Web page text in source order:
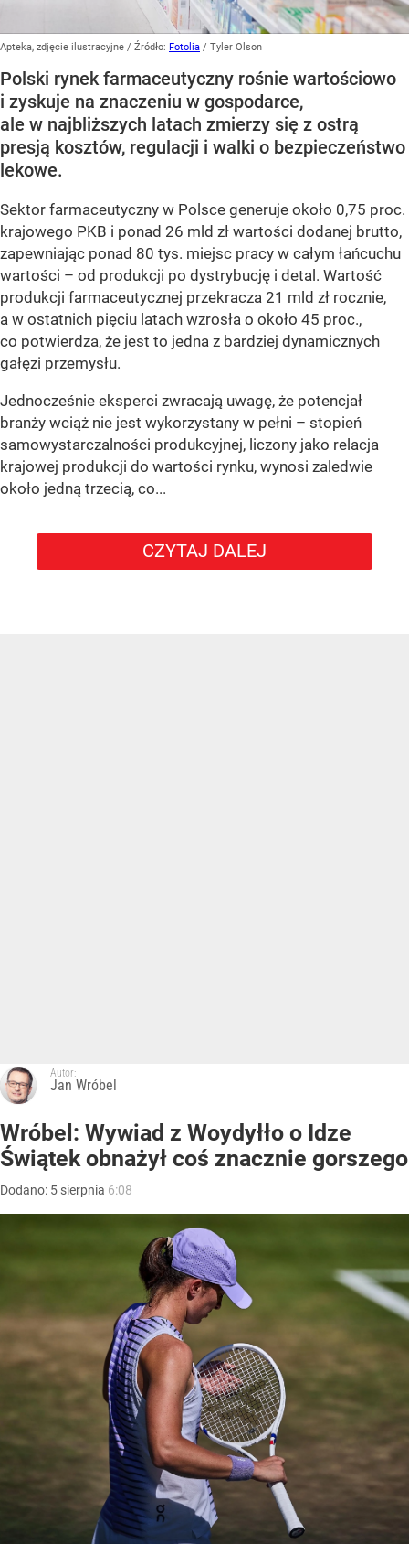
Apteka, zdjęcie ilustracyjne / Źródło: Fotolia / Tyler Olson
Polski rynek farmaceutyczny rośnie wartościowo
i zyskuje na znaczeniu w gospodarce,
ale w najbliższych latach zmierzy się z ostrą
presją kosztów, regulacji i walki o bezpieczeństwo
lekowe.
Sektor farmaceutyczny w Polsce generuje około 0,75 proc.
krajowego PKB i ponad 26 mld zł wartości dodanej brutto,
zapewniając ponad 80 tys. miejsc pracy w całym łańcuchu
wartości – od produkcji po dystrybucję i detal. Wartość
produkcji farmaceutycznej przekracza 21 mld zł rocznie,
a w ostatnich pięciu latach wzrosła o około 45 proc.,
co potwierdza, że jest to jedna z bardziej dynamicznych
gałęzi przemysłu.
Jednocześnie eksperci zwracają uwagę, że potencjał
branży wciąż nie jest wykorzystany w pełni – stopień
samowystarczalności produkcyjnej, liczony jako relacja
krajowej produkcji do wartości rynku, wynosi zaledwie
około jedną trzecią, co...
CZYTAJ DALEJ
Autor:
Jan Wróbel
Wróbel: Wywiad z Woydyłło o Idze
Świątek obnażył coś znacznie gorszego
Dodano: 5 sierpnia 6:08